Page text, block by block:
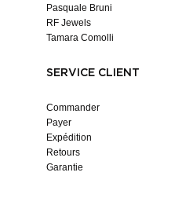
Pasquale Bruni
RF Jewels
Tamara Comolli
SERVICE CLIENT
Commander
Payer
Expédition
Retours
Garantie